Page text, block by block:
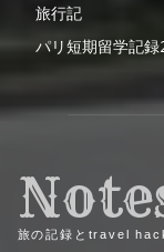
旅行記
パリ短期留学記録
旅の記録とtravel